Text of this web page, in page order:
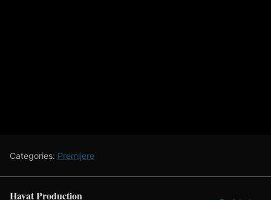
Categories: Premijere
Hayat Production